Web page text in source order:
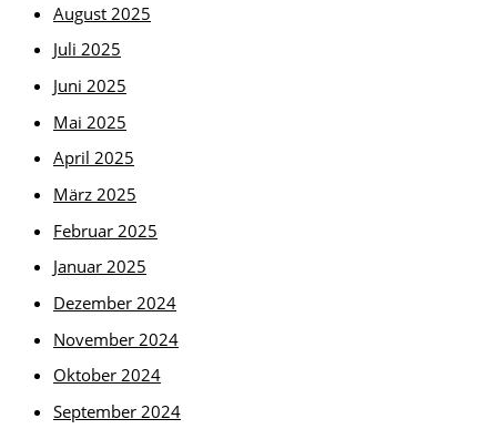
August 2025
Juli 2025
Juni 2025
Mai 2025
April 2025
März 2025
Februar 2025
Januar 2025
Dezember 2024
November 2024
Oktober 2024
September 2024